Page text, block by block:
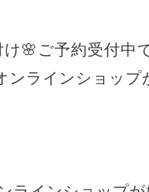
🌸ご予約受付中